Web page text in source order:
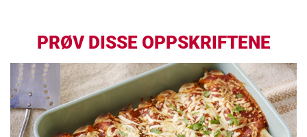
PRØV DISSE OPPSKRIFTENE